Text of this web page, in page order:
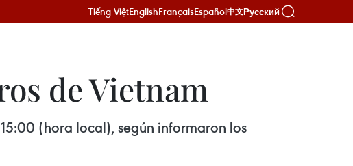
Tiếng ViệtEnglishFrançaisEspañol中文Русский
de Vietnam
(hora local), según informaron los